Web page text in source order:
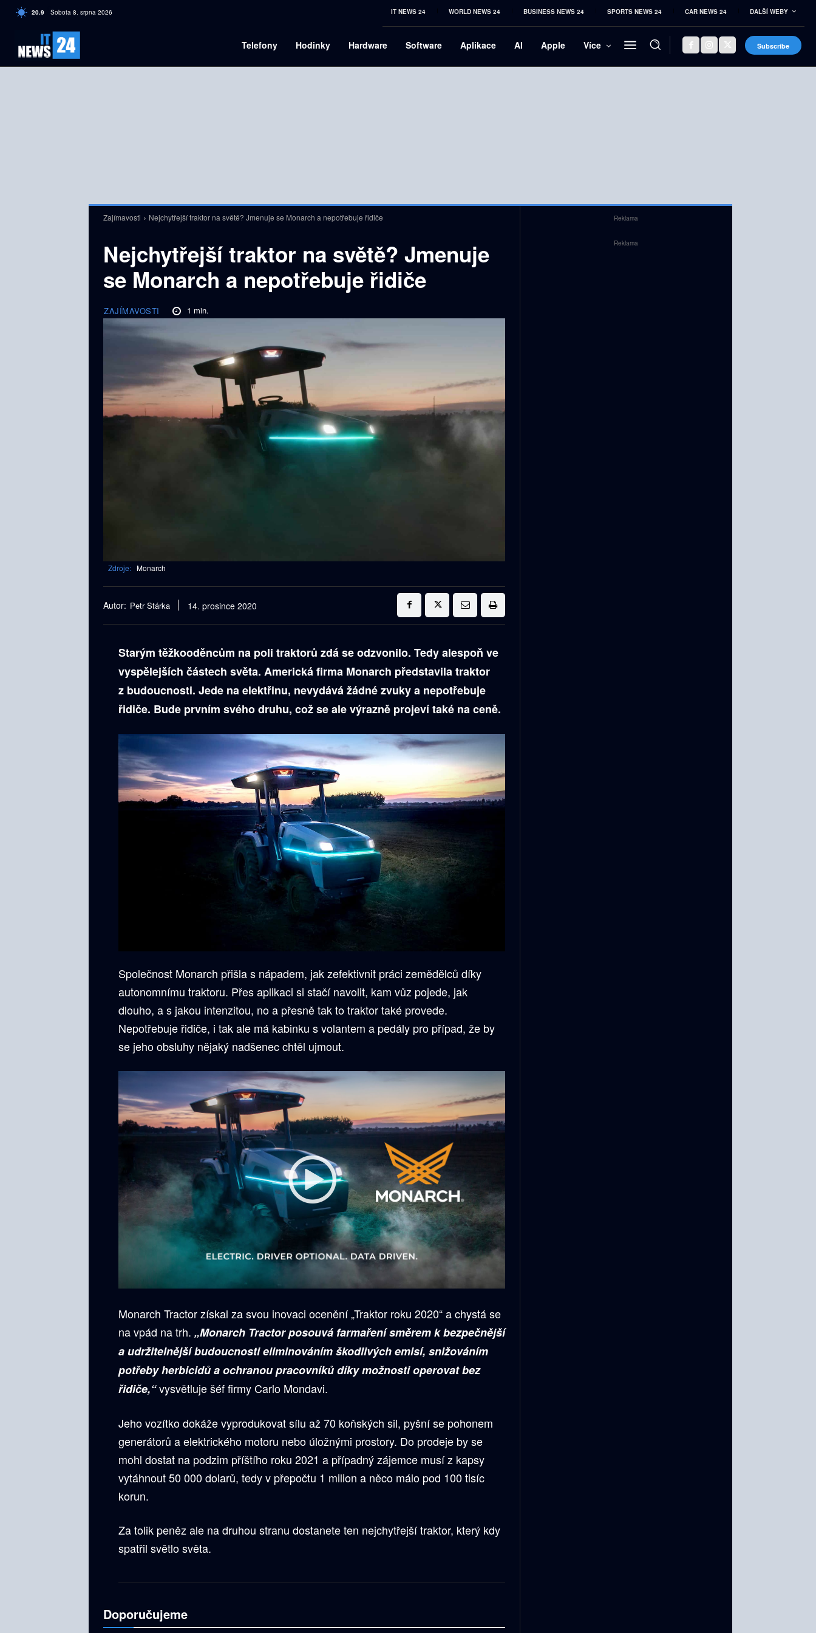
20.9 C Czech
Sobota 8. srpna 2026 IT NEWS 24 WORLD NEWS 24 BUSINESS NEWS 24 SPORTS NEWS 24 CAR NEWS 24 DALŠÍ WEBY
Telefony Hodinky Hardware Software Aplikace AI Apple Více Subscribe
Zajímavosti Nejchytřejší traktor na světě? Jmenuje se Monarch a nepotřebuje řidiče
Nejchytřejší traktor na světě? Jmenuje
se Monarch a nepotřebuje řidiče
ZAJÍMAVOSTI 1 min.
Zdroje: Monarch
Autor: Petr Stárka 14. prosince 2020
Starým těžkooděncům na poli traktorů zdá se odzvonilo. Tedy alespoň ve
vyspělejších částech světa. Americká firma Monarch představila traktor
z budoucnosti. Jede na elektřinu, nevydává žádné zvuky a nepotřebuje
řidiče. Bude prvním svého druhu, což se ale výrazně projeví také na ceně.
Společnost Monarch přišla s nápadem, jak zefektivnit práci zemědělců díky
autonomnímu traktoru. Přes aplikaci si stačí navolit, kam vůz pojede, jak
dlouho, a s jakou intenzitou, no a přesně tak to traktor také provede.
Nepotřebuje řidiče, i tak ale má kabinku s volantem a pedály pro případ, že by
se jeho obsluhy nějaký nadšenec chtěl ujmout.
Monarch Tractor získal za svou inovaci ocenění „Traktor roku 2020“ a chystá se
na vpád na trh. „Monarch Tractor posouvá farmaření směrem k bezpečnější
a udržitelnější budoucnosti eliminováním škodlivých emisí, snižováním
potřeby herbicidů a ochranou pracovníků díky možnosti operovat bez
řidiče,“vysvětluje šéf firmy Carlo Mondavi.
Jeho vozítko dokáže vyprodukovat sílu až 70 koňských sil, pyšní se pohonem
generátorů a elektrického motoru nebo úložnými prostory. Do prodeje by se
mohl dostat na podzim příštího roku 2021 a případný zájemce musí z kapsy
vytáhnout 50 000 dolarů, tedy v přepočtu 1 milion a něco málo pod 100 tisíc
korun.
Za tolik peněz ale na druhou stranu dostanete ten nejchytřejší traktor, který kdy
spatřil světlo světa.
Doporučujeme
Reklama
Reklama